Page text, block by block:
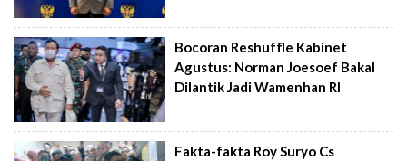
Bocoran Reshuffle Kabinet
Agustus: Norman Joesoef Bakal
Dilantik Jadi Wamenhan RI
Fakta-fakta Roy Suryo Cs